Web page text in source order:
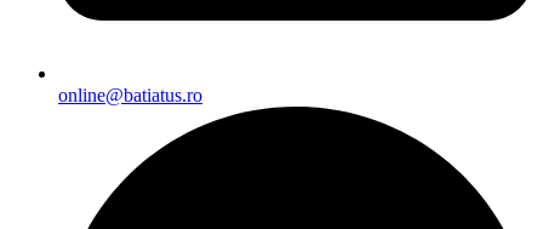
online@batiatus.ro